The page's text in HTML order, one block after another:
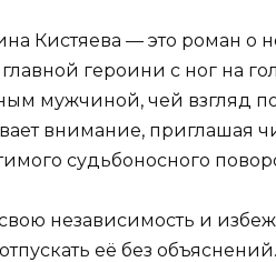
Кистяева — это роман о
героини с ног на
мужчиной, чей взгляд
внимание, приглашая
судьбоносного
свою независимость и
её без